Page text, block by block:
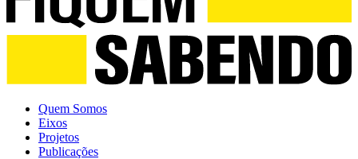
Quem Somos
Eixos
Projetos
Publicações